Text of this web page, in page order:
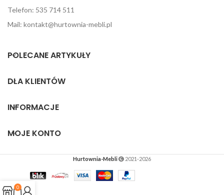
Telefon: 535 714 511
Mail: kontakt@hurtownia-mebli.pl
POLECANE ARTYKUŁY
DLA KLIENTÓW
INFORMACJE
MOJE KONTO
Hurtownia-Mebli 2021-2026
0